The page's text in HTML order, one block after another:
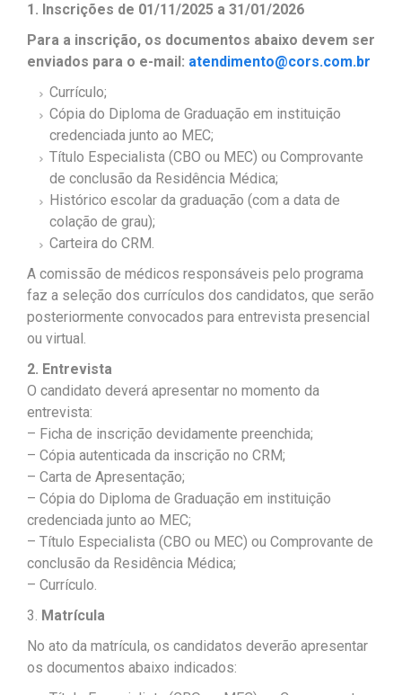
1. Inscrições de 01/11/2025 a 31/01/2026
Para a inscrição, os documentos abaixo devem ser
enviados para o e-mail: atendimento@cors.com.br
Currículo;
Cópia do Diploma de Graduação em instituição
credenciada junto ao MEC;
Título Especialista (CBO ou MEC) ou Comprovante
de conclusão da Residência Médica;
Histórico escolar da graduação (com a data de
colação de grau);
Carteira do CRM.
A comissão de médicos responsáveis pelo programa
faz a seleção dos currículos dos candidatos, que serão
posteriormente convocados para entrevista presencial
ou virtual.
2. Entrevista
O candidato deverá apresentar no momento da
entrevista:
– Ficha de inscrição devidamente preenchida;
– Cópia autenticada da inscrição no CRM;
– Carta de Apresentação;
– Cópia do Diploma de Graduação em instituição
credenciada junto ao MEC;
– Título Especialista (CBO ou MEC) ou Comprovante de
conclusão da Residência Médica;
– Currículo.
3. Matrícula
No ato da matrícula, os candidatos deverão apresentar
os documentos abaixo indicados: